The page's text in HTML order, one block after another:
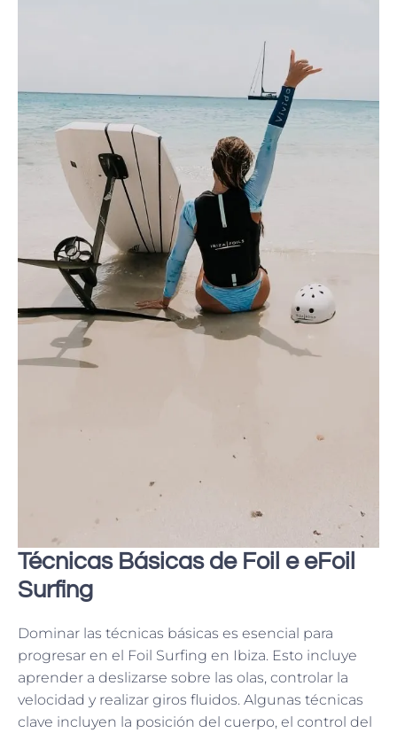
Técnicas Básicas de Foil e eFoil
Surfing
Dominar las técnicas básicas es esencial para
progresar en el Foil Surfing en Ibiza. Esto incluye
aprender a deslizarse sobre las olas, controlar la
velocidad y realizar giros fluidos. Algunas técnicas
clave incluyen la posición del cuerpo, el control del